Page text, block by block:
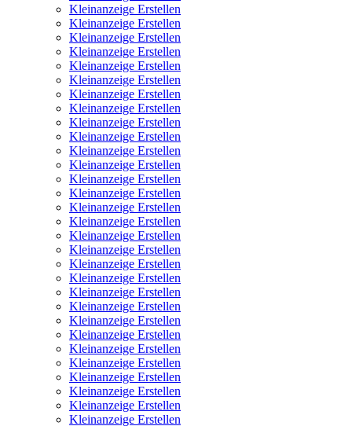
Kleinanzeige Erstellen
Kleinanzeige Erstellen
Kleinanzeige Erstellen
Kleinanzeige Erstellen
Kleinanzeige Erstellen
Kleinanzeige Erstellen
Kleinanzeige Erstellen
Kleinanzeige Erstellen
Kleinanzeige Erstellen
Kleinanzeige Erstellen
Kleinanzeige Erstellen
Kleinanzeige Erstellen
Kleinanzeige Erstellen
Kleinanzeige Erstellen
Kleinanzeige Erstellen
Kleinanzeige Erstellen
Kleinanzeige Erstellen
Kleinanzeige Erstellen
Kleinanzeige Erstellen
Kleinanzeige Erstellen
Kleinanzeige Erstellen
Kleinanzeige Erstellen
Kleinanzeige Erstellen
Kleinanzeige Erstellen
Kleinanzeige Erstellen
Kleinanzeige Erstellen
Kleinanzeige Erstellen
Kleinanzeige Erstellen
Kleinanzeige Erstellen
Kleinanzeige Erstellen